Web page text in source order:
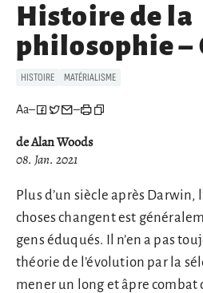
Histoire de la
philosophie –
HISTOIRE MATÉRIALISME
Aa– –
de Alan Woods
08. Jan. 2021
Plus d’un siècle après Darwin,
choses changent est
gens éduqués. Il n’en a pas
théorie de l’évolution par la
mener un long et âpre combat